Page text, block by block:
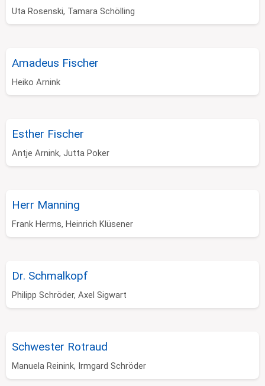
Uta Rosenski, Tamara Schölling
Amadeus Fischer
Heiko Arnink
Esther Fischer
Antje Arnink, Jutta Poker
Herr Manning
Frank Herms, Heinrich Klüsener
Dr. Schmalkopf
Philipp Schröder, Axel Sigwart
Schwester Rotraud
Manuela Reinink, Irmgard Schröder